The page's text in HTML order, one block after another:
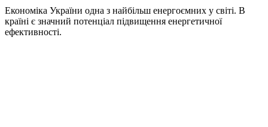
Економіка України одна з найбільш енергоємних у світі. В
країні є значний потенціал підвищення енергетичної
ефективності.